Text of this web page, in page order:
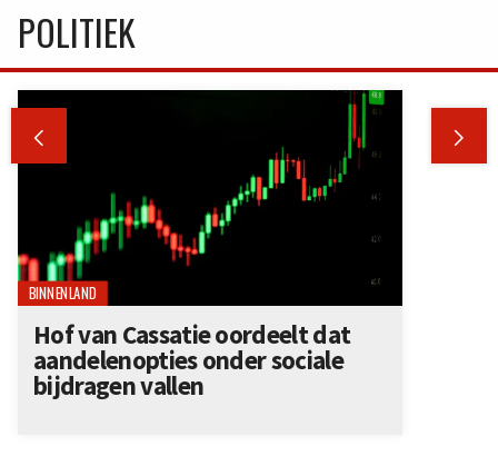
POLITIEK
 
BINNENLAND
Hof van Cassatie oordeelt dat
aandelenopties onder sociale
bijdragen vallen